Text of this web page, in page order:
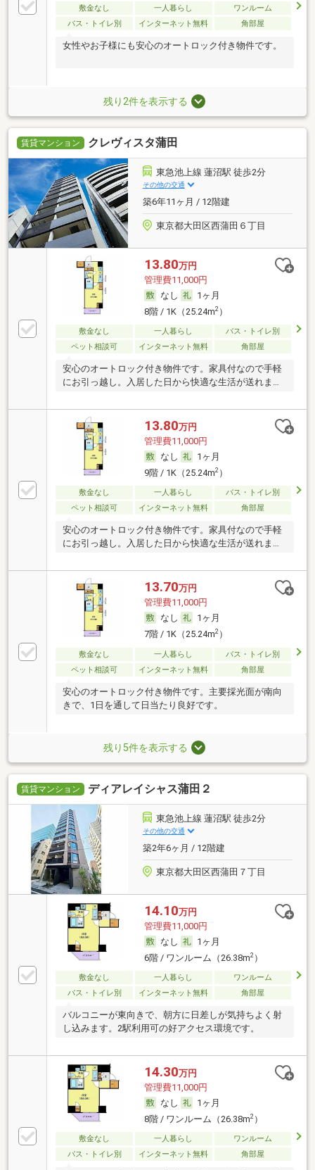
敷金なし 一人暮らし
ワンルーム
バス・トイレ別
インターネット無料 角部屋
女性やお子様にも安心のオートロック付き物件です。
残り2件を表示する
賃貸マンション クレヴィスタ蒲田
東急池上線 蓮沼駅 徒歩2分
その他の交通
築6年11ヶ月 / 12階建
東京都大田区西蒲田６丁目
13.80万円
管理費11,000円
なし
1ヶ月
8階 / 1K（25.24m2）
敷金なし 一人暮らし
バス・トイレ別
ペット相談可
インターネット無料 角部屋
安心のオートロック付き物件です。家具付なので手軽
にお引っ越し。入居した日から快適な生活が送れま
13.80万円
管理費11,000円
なし
1ヶ月
9階 / 1K（25.24m2）
敷金なし 一人暮らし
バス・トイレ別
ペット相談可
インターネット無料 角部屋
安心のオートロック付き物件です。家具付なので手軽
にお引っ越し。入居した日から快適な生活が送れま
13.70万円
管理費11,000円
なし
1ヶ月
7階 / 1K（25.24m2）
敷金なし 一人暮らし
バス・トイレ別
ペット相談可
インターネット無料 角部屋
安心のオートロック付き物件です。主要採光面が南向
きで、1日を通して日当たり良好です。
残り5件を表示する
賃貸マンション ディアレイシャス蒲田２
東急池上線 蓮沼駅 徒歩2分
その他の交通
築2年6ヶ月 / 12階建
東京都大田区西蒲田７丁目
14.10万円
管理費11,000円
なし
1ヶ月
6階 / ワンルーム（26.38m2）
敷金なし 一人暮らし
ワンルーム
バス・トイレ別
インターネット無料 角部屋
バルコニーが東向きで、朝方に日差しが気持ちよく射
し込みます。2駅利用可の好アクセス環境です。
14.30万円
管理費11,000円
なし
1ヶ月
8階 / ワンルーム（26.38m2）
敷金なし 一人暮らし
ワンルーム
バス・トイレ別
インターネット無料 角部屋